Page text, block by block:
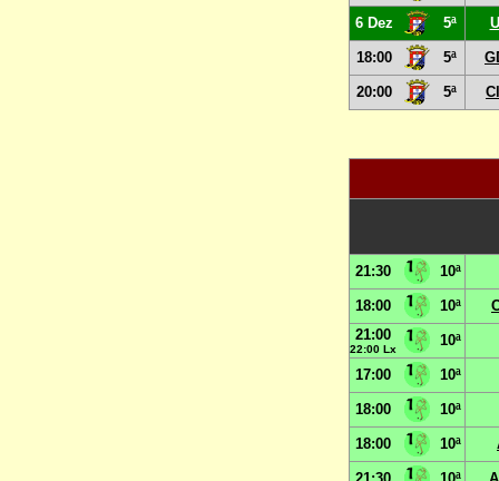
6 Dez 5ª
18:00 5ª
20:00 5ª
21:30 10ª
18:00 10ª
21:00
22:00 Lx
10ª
17:00 10ª
18:00 10ª
18:00 10ª